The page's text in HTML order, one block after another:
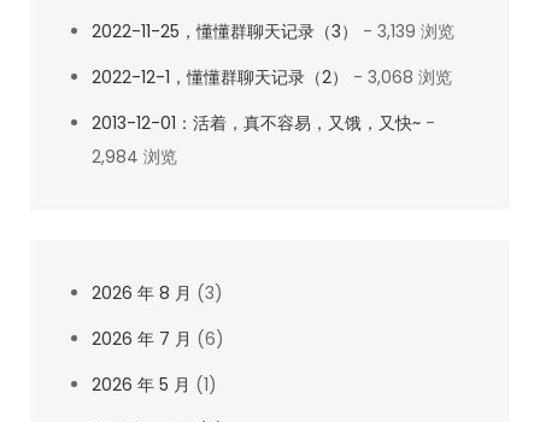
2022-11-25，懂懂群聊天记录（3）
- 3,139 浏览
2022-12-1，懂懂群聊天记录（2）
- 3,068 浏览
2013-12-01：活着，真不容易，又饿，又快~ -
2,984 浏览
2026 年 8 月 (3)
2026 年 7 月 (6)
2026 年 5 月 (1)